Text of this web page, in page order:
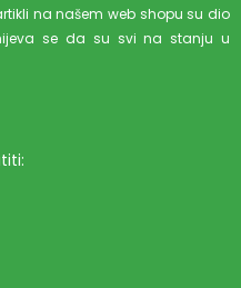
na našem web shopu su dio
se da su svi na stanju u